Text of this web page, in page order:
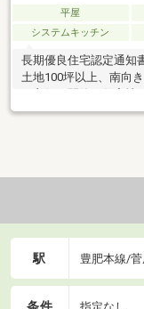
平屋
システムキッチン
長期優良住宅認定通知
土地100坪以上、南向
菜園、対面式キッチン
駅 豊肥本線/菅